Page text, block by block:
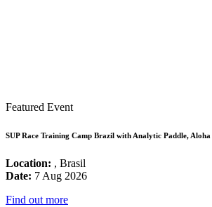
Featured Event
SUP Race Training Camp Brazil with Analytic Paddle,
Location: , Brasil
Date: 7 Aug 2026
Find out more